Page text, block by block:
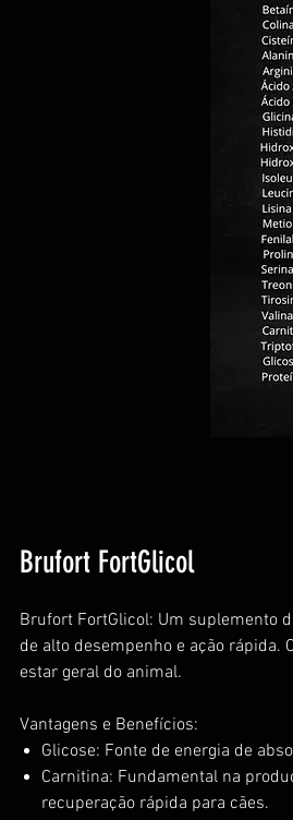
Brufort FortGlicol
Brufort FortGlicol: Um suplemento
de alto desempenho e ação
estar geral do animal.
Vantagens e Benefícios:
Glicose: Fonte de energia de
Carnitina: Fundamental na
recuperação rápida para cães.